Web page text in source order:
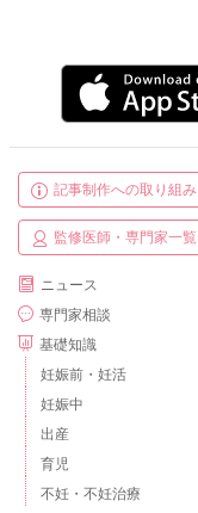
記事制作への取り組み
監修医師・専門家一覧
ニュース
専門家相談
基礎知識
妊娠前・妊活
妊娠中
出産
育児
不妊・不妊治療